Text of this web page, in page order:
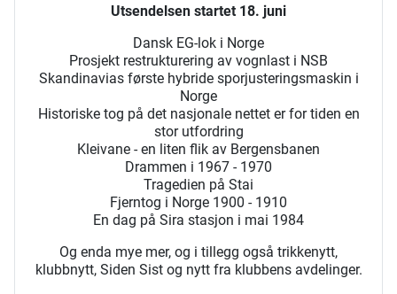
Utsendelsen startet 18. juni
Dansk EG-lok i Norge
Prosjekt restrukturering av vognlast i NSB
Skandinavias første hybride sporjusteringsmaskin i
Norge
Historiske tog på det nasjonale nettet er for tiden en
stor utfordring
Kleivane - en liten flik av Bergensbanen
Drammen i 1967 - 1970
Tragedien på Stai
Fjerntog i Norge 1900 - 1910
En dag på Sira stasjon i mai 1984
Og enda mye mer, og i tillegg også trikkenytt,
klubbnytt, Siden Sist og nytt fra klubbens avdelinger.